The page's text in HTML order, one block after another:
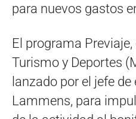
para nuevos gastos
El programa
Turismo y Deportes
lanzado por el jefe
Lammens, para